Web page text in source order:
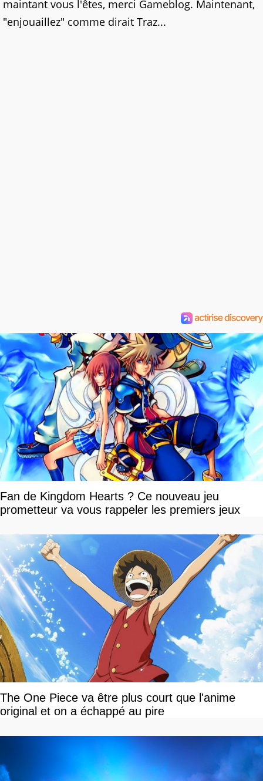
maintant vous l'êtes, merci Gameblog. Maintenant,
"enjouaillez" comme dirait Traz...
Fan de Kingdom Hearts ? Ce nouveau jeu
prometteur va vous rappeler les premiers jeux
The One Piece va être plus court que l'anime
original et on a échappé au pire